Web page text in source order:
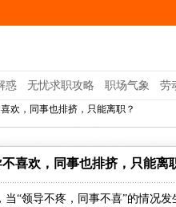
惑 无忧求职攻略 职场气象 劳
欢，同事也排挤，只能离职？
喜欢，同事也排挤，只能离
“领导不疼，同事不喜”的情况